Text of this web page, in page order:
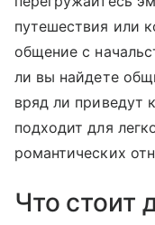
путешествия или
общение с
ли вы найдете
вряд ли приведут
подходит для
романтических
Что стоит